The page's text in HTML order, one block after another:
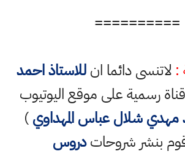
==========
: لاتنسى دائما انللاستاذ احمد
قناة رسمية على موقع اليوتيوب
مهدي شلال عباس المهداوي)
بنشر شروحاتدروس